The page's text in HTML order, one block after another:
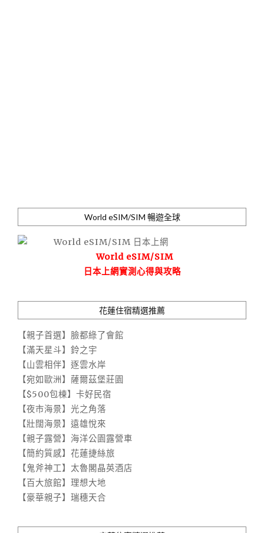
World eSIM/SIM 暢遊全球
World eSIM/SIM
日本上網實測心得與攻略
花蓮住宿精選推薦
【親子首選】臉都綠了會館
【滿天星斗】鈴之宇
【山雲相伴】逐雲水岸
【宛如歐洲】薩爾茲堡莊園
【$500包棟】卡好民宿
【夜市海景】光之角落
【壯闊海景】遠雄悅來
【親子露營】海洋公園露營車
【簡約質感】花蓮捷絲旅
【鬼斧神工】太魯閣晶英酒店
【百大旅館】理想大地
【豪華親子】瑞穗天合